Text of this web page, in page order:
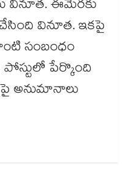
వినూత. ఈమేరకు
వినూత. ఇకపై
సంబంధం
పేర్కొంది
అనుమానాలు